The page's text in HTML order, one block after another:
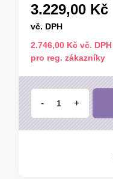
3.229,00 Kč
vč. DPH
2.746,00 Kč vč. DPH
pro reg. zákazníky
- +